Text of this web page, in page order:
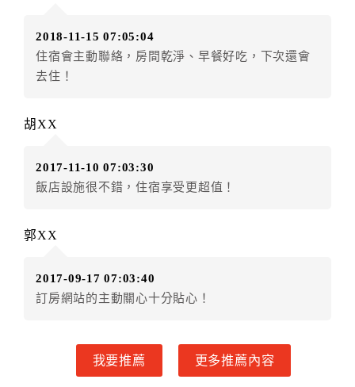
房者不得要求退其差額。（限原訂飯店）
五、保留住宿權益(保留住房)
（提出申辦日為保留起算日）
店客滿，敬請及早計畫，如逾時未提出申辦，視同無條
件放棄訂單（住宿權益）。 （限原訂飯店使用）
得辦理取消退款。
．訂單異動後，訂單費用總計小於原訂單費用總計時，
訂房者因故取消訂單辦理退款，依下列標準申辦：
◎住房日7天前辦理者，訂單費用扣除總計0%為手續費
2018-11-15 07:05:04
住宿會主動聯絡，房間乾淨、早餐好吃，下次還會
去住！
胡XX
2017-11-10 07:03:30
飯店設施很不錯，住宿享受更超值！
郭XX
2017-09-17 07:03:40
訂房網站的主動關心十分貼心！
我要推薦 更多推薦內容